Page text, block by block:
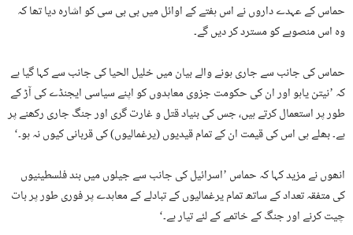
حماس کے عہدے داروں نے اس ہفتے کے اوائل میں بی بی سی کو اشارہ دیا تھا کہ
وہ اس منصوبے کو مسترد کر دیں گے۔
حماس کی جانب سے جاری ہونے والے بیان میں خلیل الحیا کی جانب سے کہا گیا ہے
کہ ’نیتن یاہو اور ان کی حکومت جزوی معاہدوں کو اپنے سیاسی ایجنڈے کی آڑ کے
طور پر استعمال کرتے ہیں، جس کی بنیاد قتل و غارت گری اور جنگ جاری رکھنے پر
ہے۔ بھلے ہی اس کی قیمت ان کے تمام قیدیوں (یرغمالیوں) کی قربانی کیوں نہ ہو۔‘
انھوں نے مزید کہا کہ حماس ’اسرائیل کی جانب سے جیلوں میں بند فلسطینیوں
کی متفقہ تعداد کے ساتھ تمام یرغمالیوں کے تبادلے کے معاہدے پر فوری طور پر بات
چیت کرنے اور جنگ کے خاتمے کے لئے تیار ہے۔‘